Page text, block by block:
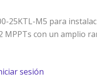
25KTL-M5 para
MPPTs con un amplio
sesión